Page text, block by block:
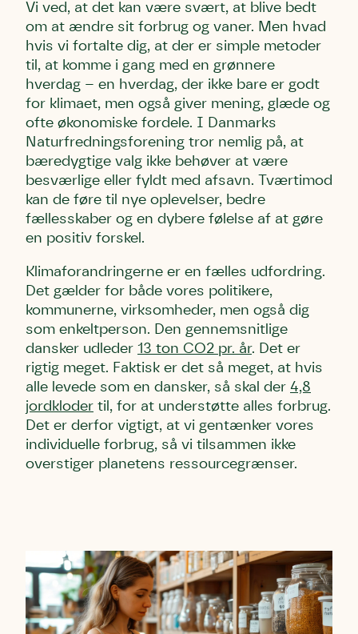
Vi ved, at det kan være svært, at blive bedt
om at ændre sit forbrug og vaner. Men hvad
hvis vi fortalte dig, at der er simple metoder
til, at komme i gang med en grønnere
hverdag – en hverdag, der ikke bare er godt
for klimaet, men også giver mening, glæde og
ofte økonomiske fordele. I Danmarks
Naturfredningsforening tror nemlig på, at
bæredygtige valg ikke behøver at være
besværlige eller fyldt med afsavn. Tværtimod
kan de føre til nye oplevelser, bedre
fællesskaber og en dybere følelse af at gøre
en positiv forskel.
Klimaforandringerne er en fælles udfordring.
Det gælder for både vores politikere,
kommunerne, virksomheder, men også dig
som enkeltperson. Den gennemsnitlige
dansker udleder 13 ton CO2 pr. år. Det er
rigtig meget. Faktisk er det så meget, at hvis
alle levede som en dansker, så skal der 4,8
jordkloder til, for at understøtte alles forbrug.
Det er derfor vigtigt, at vi gentænker vores
individuelle forbrug, så vi tilsammen ikke
overstiger planetens ressourcegrænser.